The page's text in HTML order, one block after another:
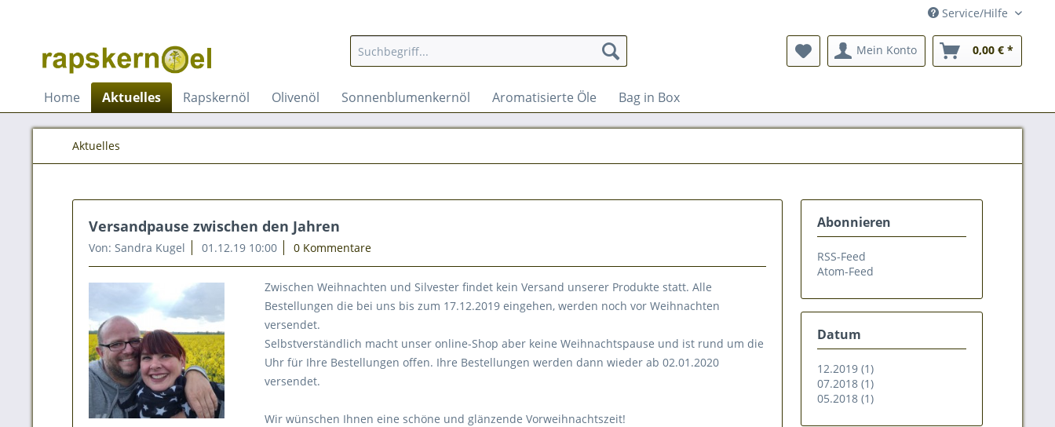
Service/Hilfe
Mein Konto 0,00 € *
Home Aktuelles Rapskernöl Olivenöl Sonnenblumenkernöl Aromatisierte Öle Bag in Box
Aktuelles
Abonnieren
RSS-Feed
Atom-Feed
Datum
12.2019 (1)
07.2018 (1)
05.2018 (1)
Versandpause zwischen den Jahren
Von: Sandra Kugel 01.12.19 10:00 0 Kommentare
Zwischen Weihnachten und Silvester findet kein Versand unserer Produkte statt. Alle
Bestellungen die bei uns bis zum 17.12.2019 eingehen, werden noch vor Weihnachten
versendet.
Selbstverständlich macht unser online-Shop aber keine Weihnachtspause und ist rund um die
Uhr für Ihre Bestellungen offen. Ihre Bestellungen werden dann wieder ab 02.01.2020
versendet.
Wir wünschen Ihnen eine schöne und glänzende Vorweihnachtszeit!